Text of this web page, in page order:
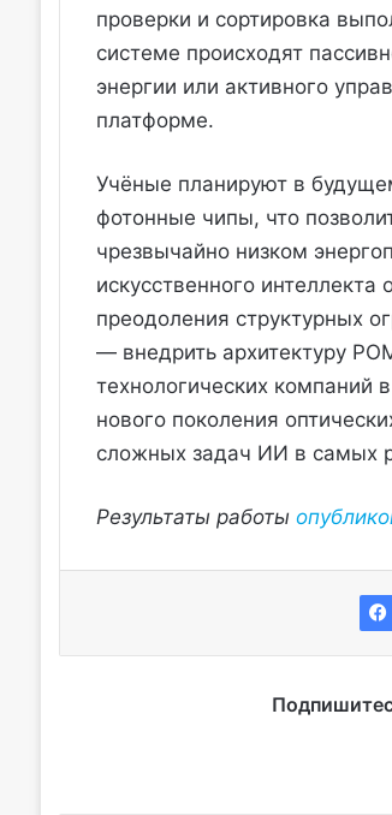
проверки и сортировка
системе происходят
энергии или активного
платформе.
Учёные планируют в
фотонные чипы, что
чрезвычайно низком
искусственного
преодоления структурных
— внедрить архитектуру
технологических компаний
нового поколения
сложных задач ИИ в самых
Результаты работы